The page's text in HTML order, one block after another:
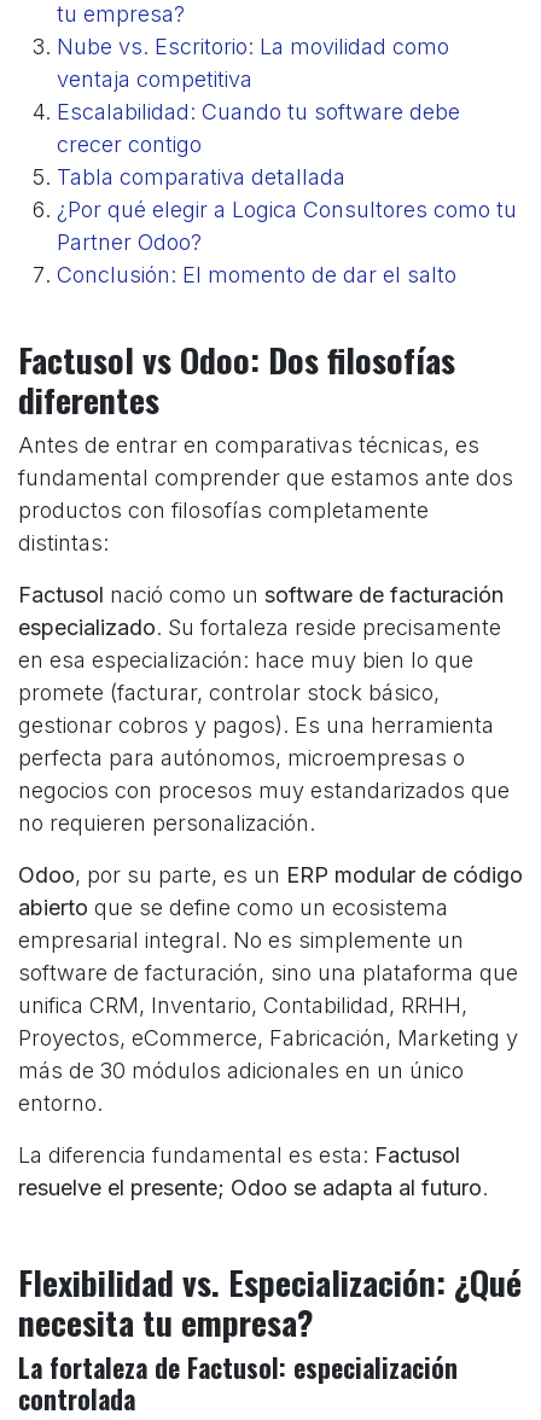
tu empresa?
Nube vs. Escritorio: La movilidad como
ventaja competitiva
Escalabilidad: Cuando tu software debe
crecer contigo
Tabla comparativa detallada
¿Por qué elegir a Logica Consultores como tu
Partner Odoo?
Conclusión: El momento de dar el salto
Factusol vs Odoo: Dos filosofías
diferentes
Antes de entrar en comparativas técnicas, es
fundamental comprender que estamos ante dos
productos con filosofías completamente
distintas:
Factusol nació como un software de facturación
especializado. Su fortaleza reside precisamente
en esa especialización: hace muy bien lo que
promete (facturar, controlar stock básico,
gestionar cobros y pagos). Es una herramienta
perfecta para autónomos, microempresas o
negocios con procesos muy estandarizados que
no requieren personalización.
Odoo, por su parte, es un ERP modular de código
abierto que se define como un ecosistema
empresarial integral. No es simplemente un
software de facturación, sino una plataforma que
unifica CRM, Inventario, Contabilidad, RRHH,
Proyectos, eCommerce, Fabricación, Marketing y
más de 30 módulos adicionales en un único
entorno.
La diferencia fundamental es esta: Factusol
resuelve el presente; Odoo se adapta al futuro.
Flexibilidad vs. Especialización: ¿Qué
necesita tu empresa?
La fortaleza de Factusol: especialización
controlada